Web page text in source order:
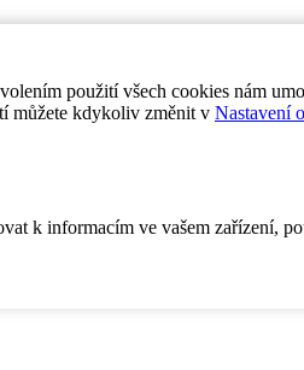
použití všech cookies nám
můžete kdykoliv změnit v Nastavení
k informacím ve vašem zařízení,